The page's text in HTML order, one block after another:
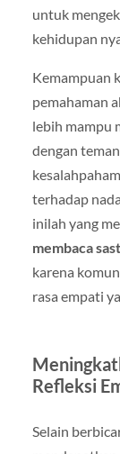
untuk
kehidupan
Kemampuan
pemahaman
lebih mampu
dengan
terhadap
inilah yang
membaca
karena
rasa empati
Refleksi
Selain